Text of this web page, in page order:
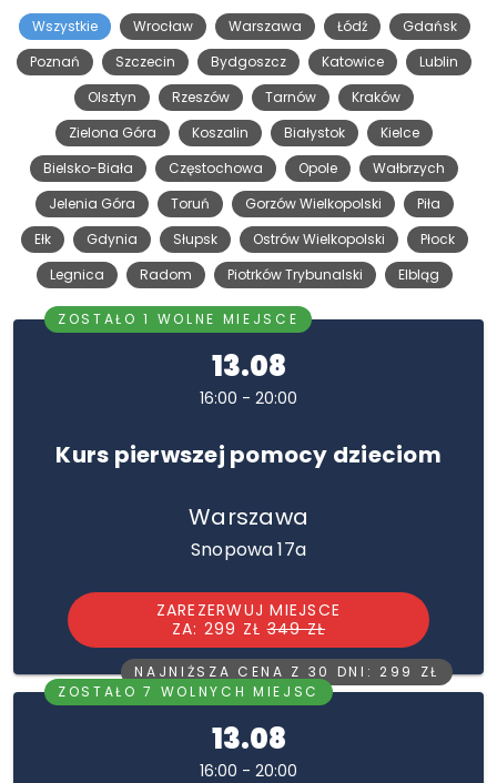
Wszystkie Wrocław Warszawa Łódź
Gdańsk
Poznań
Szczecin Bydgoszcz Katowice
Lublin
Olsztyn
Rzeszów Tarnów
Kraków
Zielona Góra
Koszalin Białystok
Kielce
Bielsko-Biała
Częstochowa Opole
Wałbrzych
Jelenia Góra
Toruń Gorzów Wielkopolski
Piła
Ełk
Gdynia Słupsk Ostrów Wielkopolski
Płock
Legnica
Radom Piotrków Trybunalski Elbląg
ZOSTAŁO 1 WOLNE MIEJSCE
13.08
16:00 - 20:00
Kurs pierwszej pomocy dzieciom
Warszawa
Snopowa 17a
ZAREZERWUJ MIEJSCE
ZA: 299 ZŁ349 ZŁ
NAJNIŻSZA CENA Z 30 DNI: 299 ZŁ
ZOSTAŁO 7 WOLNYCH MIEJSC
13.08
16:00 - 20:00